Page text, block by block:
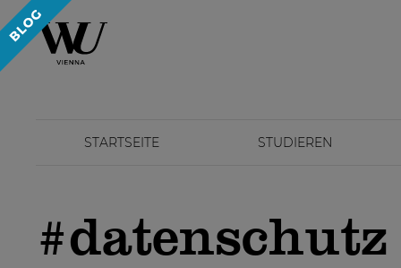
STARTSEITE STUDIEREN
#datenschutz